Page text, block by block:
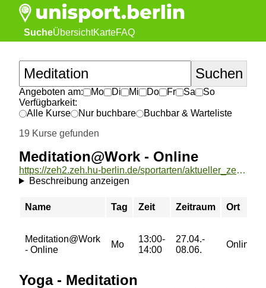
SucheÜbersichtKarteFAQ
Angeboten am: Mo Di Mi Do Fr Sa
So
Verfügbarkeit:
Alle Kurse
Nur buchbare
Buchbar & Warteliste
19 Kurse gefunden
Meditation@Work - Online
https://zeh2.zeh.hu-berlin.de/sportarten/aktueller_zeitraum/_Meditation_Work_-_Online.html
Beschreibung anzeigen
Name Tag Zeit Zeitraum Ort
Meditation@Work
- Online
Mo
13:00-
14:00
27.04.-
08.06.
Online
Yoga - Meditation